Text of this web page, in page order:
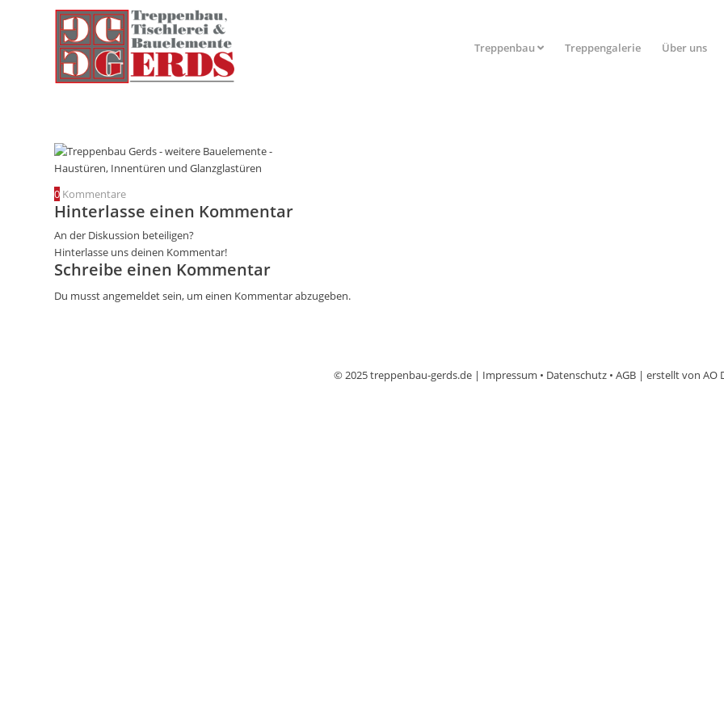
Treppenbau Treppengalerie Über uns
0 Kommentare
Hinterlasse einen Kommentar
An der Diskussion beteiligen?
Hinterlasse uns deinen Kommentar!
Schreibe einen Kommentar
Du musstangemeldetsein, um einen Kommentar abzugeben.
© 2025 treppenbau-gerds.de | Impressum • Datenschutz • AGB | erstellt von AO